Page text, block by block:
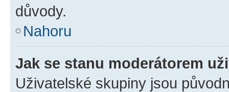
důvody.
Nahoru
Jak se stanu moderátorem
Uživatelské skupiny jsou